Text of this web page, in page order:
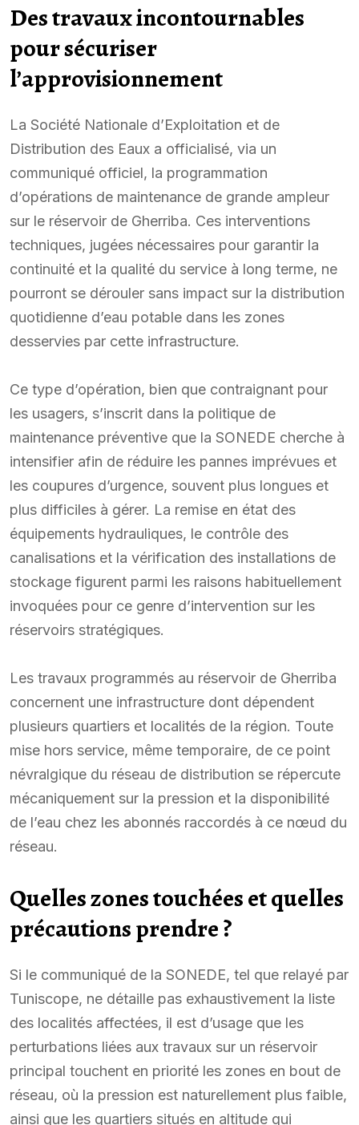
Des travaux incontournables
pour sécuriser
l’approvisionnement
La Société Nationale d’Exploitation et de
Distribution des Eaux a officialisé, via un
communiqué officiel, la programmation
d’opérations de maintenance de grande ampleur
sur le réservoir de Gherriba. Ces interventions
techniques, jugées nécessaires pour garantir la
continuité et la qualité du service à long terme, ne
pourront se dérouler sans impact sur la distribution
quotidienne d’eau potable dans les zones
desservies par cette infrastructure.
Ce type d’opération, bien que contraignant pour
les usagers, s’inscrit dans la politique de
maintenance préventive que la SONEDE cherche à
intensifier afin de réduire les pannes imprévues et
les coupures d’urgence, souvent plus longues et
plus difficiles à gérer. La remise en état des
équipements hydrauliques, le contrôle des
canalisations et la vérification des installations de
stockage figurent parmi les raisons habituellement
invoquées pour ce genre d’intervention sur les
réservoirs stratégiques.
Les travaux programmés au réservoir de Gherriba
concernent une infrastructure dont dépendent
plusieurs quartiers et localités de la région. Toute
mise hors service, même temporaire, de ce point
névralgique du réseau de distribution se répercute
mécaniquement sur la pression et la disponibilité
de l’eau chez les abonnés raccordés à ce nœud du
réseau.
Quelles zones touchées et quelles
précautions prendre ?
Si le communiqué de la SONEDE, tel que relayé par
Tuniscope, ne détaille pas exhaustivement la liste
des localités affectées, il est d’usage que les
perturbations liées aux travaux sur un réservoir
principal touchent en priorité les zones en bout de
réseau, où la pression est naturellement plus faible,
ainsi que les quartiers situés en altitude qui